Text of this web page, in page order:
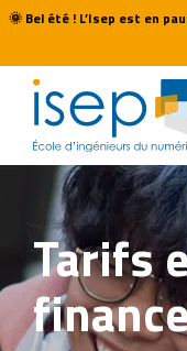
🌞Bel été ! L’Isep est en
Tarifs